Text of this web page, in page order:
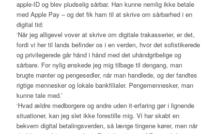
apple-ID og blev pludselig sårbar. Han kunne nemlig ikke betale
med Apple Pay – og det fik ham til at skrive om sårbarhed i en
digital tid:
‘Når jeg alligevel vover at skrive om digitale trakasserier, er det,
fordi vi her til lands befinder os i en verden, hvor det sofistikerede
og privilegerede går hånd i hånd med det uhåndgribelige og
sårbare. For nylig ønskede jeg mig tilbage til dengang, man
brugte mønter og pengesedler, når man handlede, og der fandtes
rigtige mennesker og lokale bankfilialer. Pengemennesker, man
kunne tale med.’
‘Hvad ældre medborgere og andre uden it-erfaring gør i lignende
situationer, kan jeg slet ikke forestille mig. Vi har skabt en
bekvem digital betalingsverden, så længe tingene kører, men når